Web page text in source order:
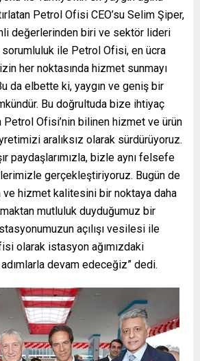
Petrol Ofisi CEO’su Selim Şiper,
değerlerinden biri ve sektör lideri
ile Petrol Ofisi, en ücra
her noktasında hizmet sunmayı
da elbette ki, yaygın ve geniş bir
Bu doğrultuda bize ihtiyaç
Petrol Ofisi’nin bilinen hizmet ve ürün
aralıksız olarak sürdürüyoruz.
paydaşlarımızla, bizle aynı felsefe
gerçekleştiriyoruz. Bugün de
ve hizmet kalitesini bir noktaya daha
mutluluk duyduğumuz bir
açılışı vesilesi ile
olarak istasyon ağımızdaki
devam edeceğiz” dedi.